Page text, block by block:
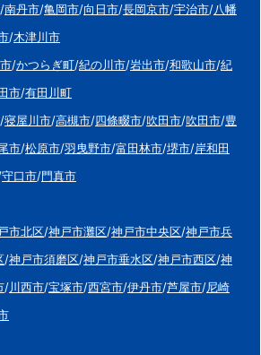
/南丹市/亀岡市/向日市/長岡京市/宇治市/八幡
/木津川市
/かつらぎ町/紀の川市/岩出市/和歌山市/紀
市/有田川町
/寝屋川市/高槻市/四條畷市/吹田市/吹田市/豊
市/松原市/羽曳野市/富田林市/堺市/岸和田
守口市/門真市
市北区/神戸市灘区/神戸市中央区/神戸市兵
/神戸市須磨区/神戸市垂水区/神戸市西区/神
/川西市/宝塚市/西宮市/伊丹市/芦屋市/尼崎